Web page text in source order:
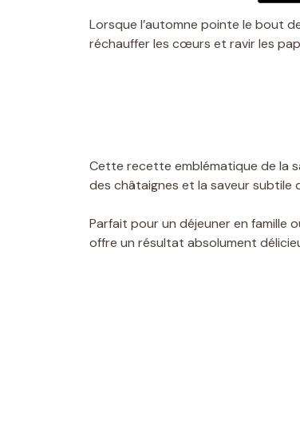
Lorsque l’automne pointe le bout
réchauffer les cœurs et ravir les
Cette recette emblématique de la
des châtaignes et la saveur subtile
Parfait pour un déjeuner en famille
offre un résultat absolument